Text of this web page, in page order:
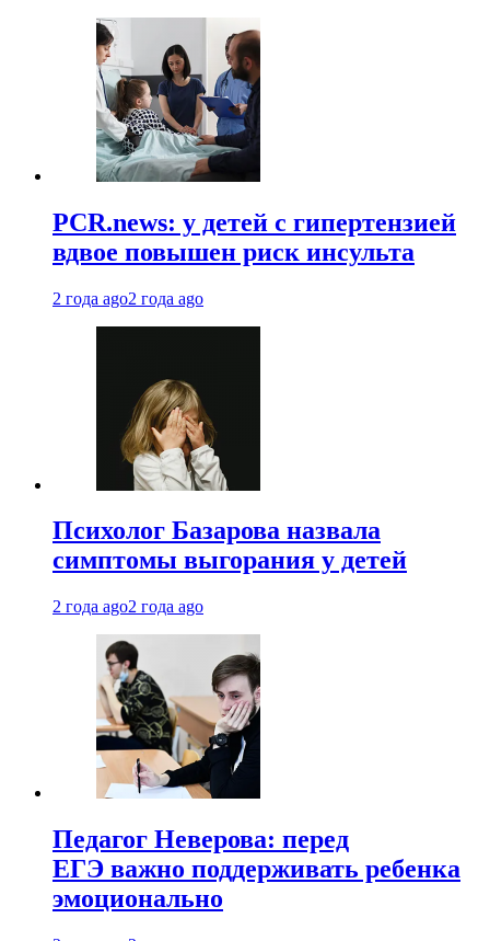
PCR.news: у детей с гипертензией
вдвое повышен риск инсульта
2 года ago2 года ago
Психолог Базарова назвала
симптомы выгорания у детей
2 года ago2 года ago
Педагог Неверова: перед
ЕГЭ важно поддерживать ребенка
эмоционально